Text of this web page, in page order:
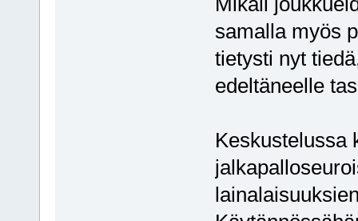
samalla myös
tietysti nyt
edeltäneelle
Keskustelussa